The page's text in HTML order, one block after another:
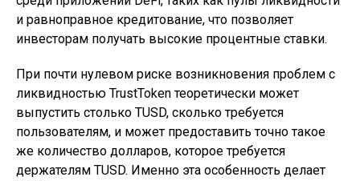
и равноправное кредитование, что позволяет
инвесторам получать высокие процентные ставки.
При почти нулевом риске возникновения проблем с
ликвидностью TrustToken теоретически может
выпустить столько TUSD, сколько требуется
пользователям, и может предоставить точно такое
же количество долларов, которое требуется
держателям TUSD. Именно эта особенность делает